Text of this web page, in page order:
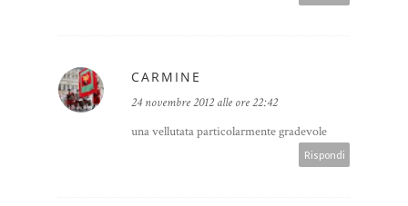
CARMINE
24 novembre 2012 alle ore 22:42
una vellutata particolarmente gradevole
Rispondi